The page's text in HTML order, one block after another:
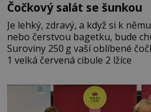
Čočkový salát se šunkou
Je lehký, zdravý, a když si k
nebo čerstvou bagetku, bude
Suroviny 250 g vaší oblíbené čočky 150 g cherry rajčátek
1 velká červená cibule 2 lžíce